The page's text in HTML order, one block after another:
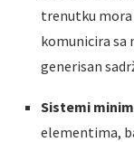
trenutku mora
komunicira sa
generisan
Sistemi
elementima,